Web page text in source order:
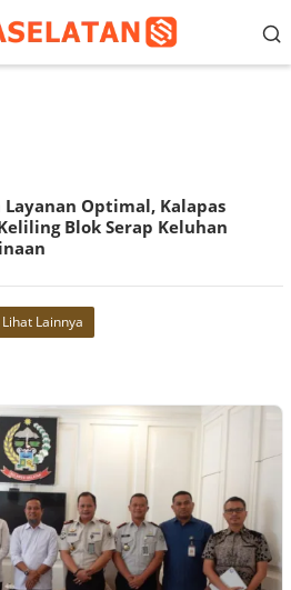
Layanan Optimal, Kalapas
Blok Serap Keluhan
Lihat Lainnya